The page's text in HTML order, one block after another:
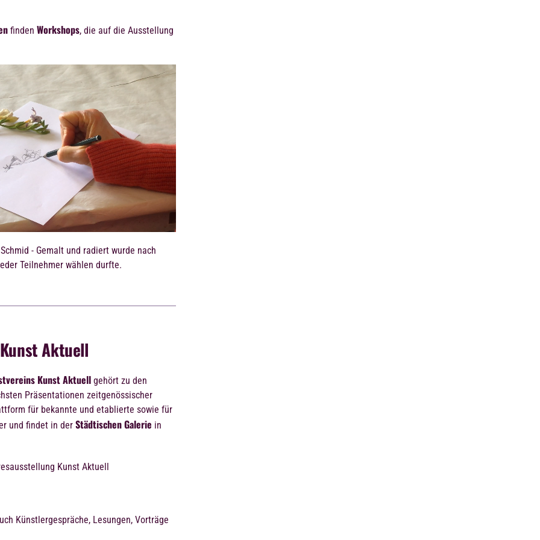
finden Workshops, die auf die Ausstellung
- Gemalt und radiert wurde nach
Teilnehmer wählen durfte.
Aktuell
Kunst Aktuell gehört zu den
Präsentationen zeitgenössischer
für bekannte und etablierte sowie für
und findet in der Städtischen Galerie in
Künstlergespräche, Lesungen, Vorträge